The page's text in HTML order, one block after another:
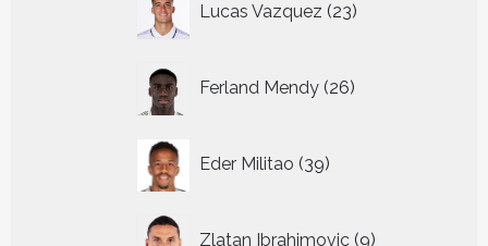
Lucas Vazquez 23
producten
Ferland Mendy 26
producten
Eder Militao 39
producten
Zlatan Ibrahimovic 9